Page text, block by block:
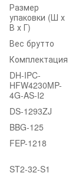
Размер
упаковки (Ш х
В х Г)
Вес брутто
Комплектация
DH-IPC-
HFW4230MP-
4G-AS-I2
DS-1293ZJ
BBG-125
FEP-1218
ST2-32-S1